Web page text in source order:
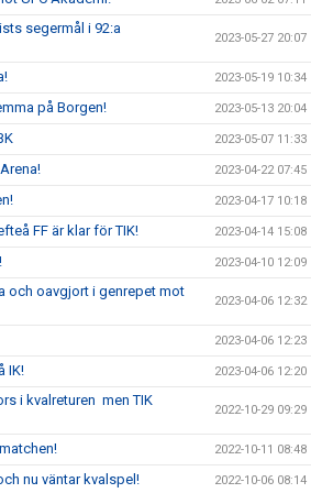
segermål i 92:a
2023-05-27 20:07
2023-05-19 10:34
på Borgen! 2023-05-13 20:04
2023-05-07 11:33
2023-04-22 07:45
2023-04-17 10:18
FF är klar för TIK! 2023-04-14 15:08
2023-04-10 12:09
och oavgjort i genrepet mot
2023-04-06 12:32
2023-04-06 12:23
IK! 2023-04-06 12:20
i kvalreturen men TIK
2022-10-29 09:29
2022-10-11 08:48
nu väntar kvalspel! 2022-10-06 08:14